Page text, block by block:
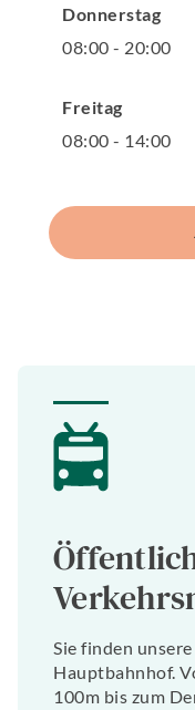
Donnerstag
08:00 - 20:00
Freitag
08:00 - 14:00
Sie finden
Hauptbahnhof.
100m bis zum